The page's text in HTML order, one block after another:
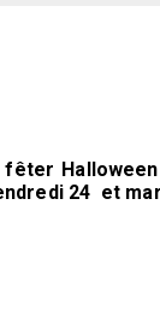
fêter Halloween
24 et